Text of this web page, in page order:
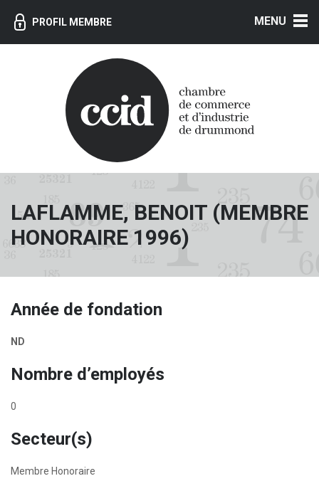
PROFIL MEMBRE
LAFLAMME, BENOIT (MEMBRE
HONORAIRE 1996)
Année de fondation
ND
Nombre d’employés
0
Secteur(s)
Membre Honoraire
MENU